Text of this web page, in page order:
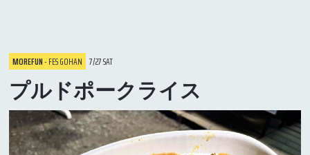
MOREFUN- FES GOHAN 7/27 SAT
プルドポークライス